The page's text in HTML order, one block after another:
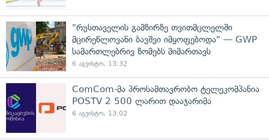
"რუსთაველის გამზირზე თვითმცლელში
მცირეწლოვანი ბავშვი იმყოფებოდა" — GWP
სამართლებრივ ზომებს მიმართავს
6 აგვისტო, 13:32
ComCom-მა პროსამთავრობო ტელეკომპანია
POSTV 2 500 ლარით დააჯარიმა
6 აგვისტო, 13:02